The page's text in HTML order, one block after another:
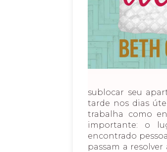
sublocar seu
tarde nos dias
trabalha como
importante: o
encontrado
passam a